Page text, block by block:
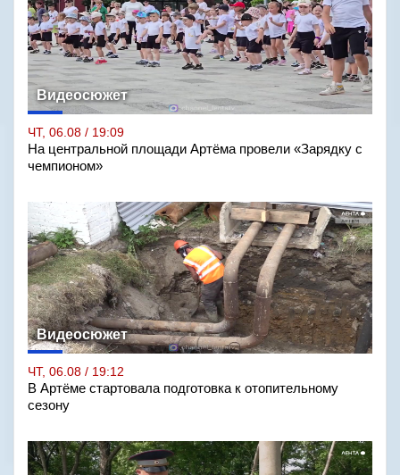
Видеосюжет
ЧТ, 06.08 / 19:09
На центральной площади Артёма провели «Зарядку с
чемпионом»
Видеосюжет
ЧТ, 06.08 / 19:12
В Артёме стартовала подготовка к отопительному
сезону